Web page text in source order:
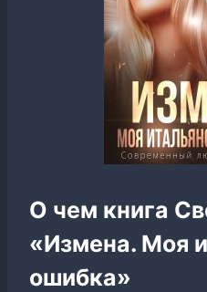
О чем книга
«Измена. Моя
ошибка»